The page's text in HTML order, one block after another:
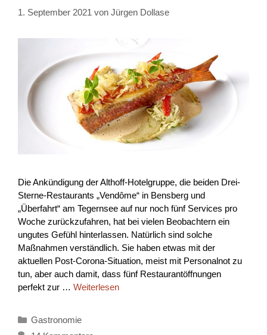
1. September 2021 von Jürgen Dollase
Die Ankündigung der Althoff-Hotelgruppe, die beiden Drei-
Sterne-Restaurants „Vendôme“ in Bensberg und
„Überfahrt“ am Tegernsee auf nur noch fünf Services pro
Woche zurückzufahren, hat bei vielen Beobachtern ein
ungutes Gefühl hinterlassen. Natürlich sind solche
Maßnahmen verständlich. Sie haben etwas mit der
aktuellen Post-Corona-Situation, meist mit Personalnot zu
tun, aber auch damit, dass fünf Restaurantöffnungen
perfekt zur … Weiterlesen
Kategorien
Gastronomie